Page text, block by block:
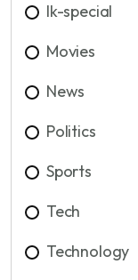
lk-special
Movies
News
Politics
Sports
Tech
Technology